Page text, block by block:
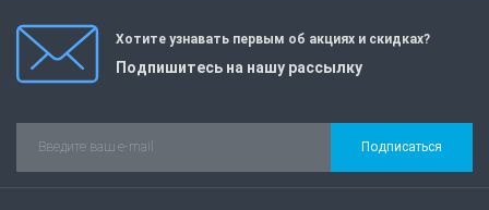
Хотите узнавать первым об акциях и скидках?
Подпишитесь на нашу рассылку
Подписаться